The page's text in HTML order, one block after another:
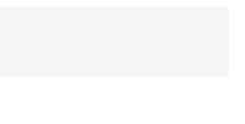
высокопрочной стали